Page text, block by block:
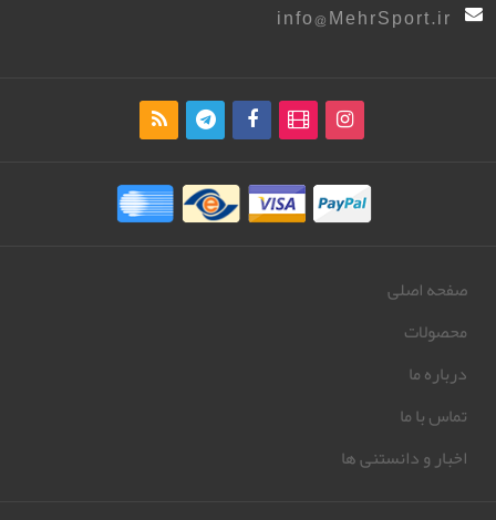
info@MehrSport.ir
صفحه اصلی
محصولات
درباره ما
تماس با ما
اخبار و دانستنی ها